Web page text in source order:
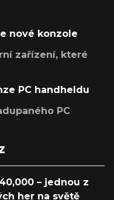
nové konzole
zařízení, které
PC handheldu
PC
– jednou z
her na světě